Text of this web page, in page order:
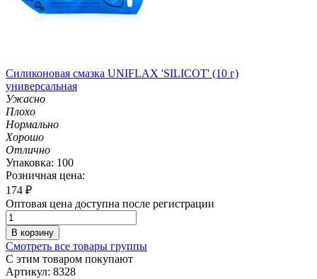
Силиконовая смазка UNIFLAX 'SILICOT' (10 г)
универсальная
Ужасно
Плохо
Нормально
Хорошо
Отлично
Упаковка: 100
Розничная цена:
174 ₽
Оптовая цена доступна после регистрации
В корзину
Смотреть все товары группы
С этим товаром покупают
Артикул: 8328